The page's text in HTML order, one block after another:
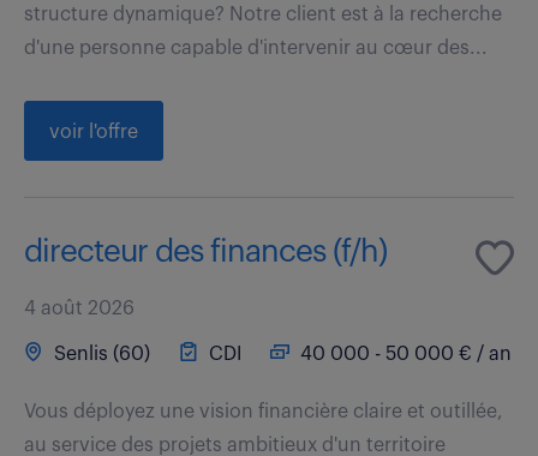
structure dynamique? Notre client est à la recherche
d'une personne capable d'intervenir au cœur des...
voir l'offre
directeur des finances (f/h)
4 août 2026
Senlis (60) CDI 40 000 - 50 000 € / an
Vous déployez une vision financière claire et outillée,
au service des projets ambitieux d'un territoire